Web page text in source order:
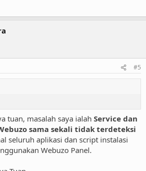
#5
tuan, masalah saya ialah Service dan
sama sekali tidak terdeteksi
seluruh aplikasi dan script instalasi
Webuzo Panel.